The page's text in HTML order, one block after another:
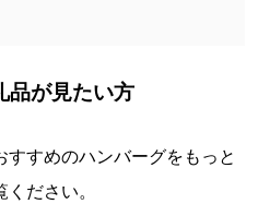
品が見たい方
すめのハンバーグをもっと
ださい。